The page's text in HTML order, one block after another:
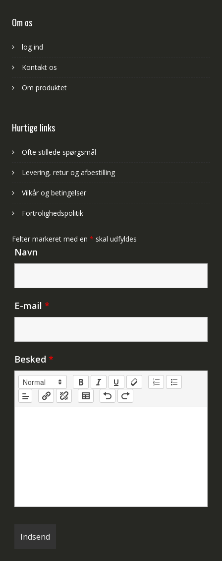
Om os
log ind
Kontakt os
Om produktet
Hurtige links
Ofte stillede spørgsmål
Levering, retur og afbestilling
Vilkår og betingelser
Fortrolighedspolitik
Felter markeret med en * skal udfyldes
Navn
E-mail *
Besked *